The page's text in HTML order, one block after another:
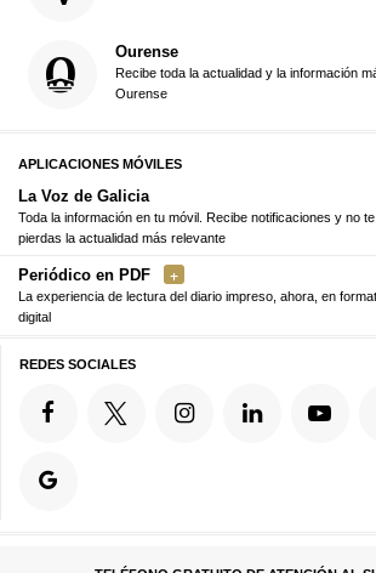
Ourense
Recibe toda la actualidad y la información
Ourense
APLICACIONES MÓVILES
La Voz de Galicia
Toda la información en tu móvil. Recibe notificaciones y no te
pierdas la actualidad más relevante
Periódico en PDF
La experiencia de lectura del diario impreso, ahora, en
digital
REDES SOCIALES